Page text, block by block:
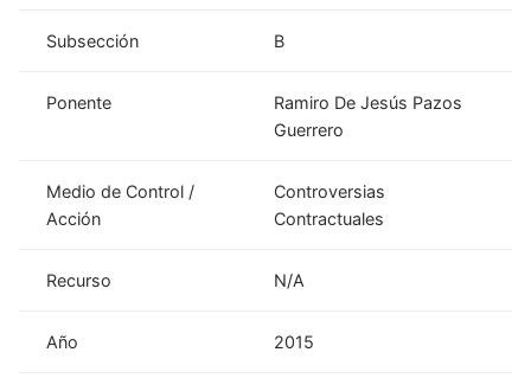
Subsección B
Ponente
Ramiro De Jesús Pazos
Guerrero
Medio de Control /
Acción
Controversias
Contractuales
Recurso N/A
Año 2015